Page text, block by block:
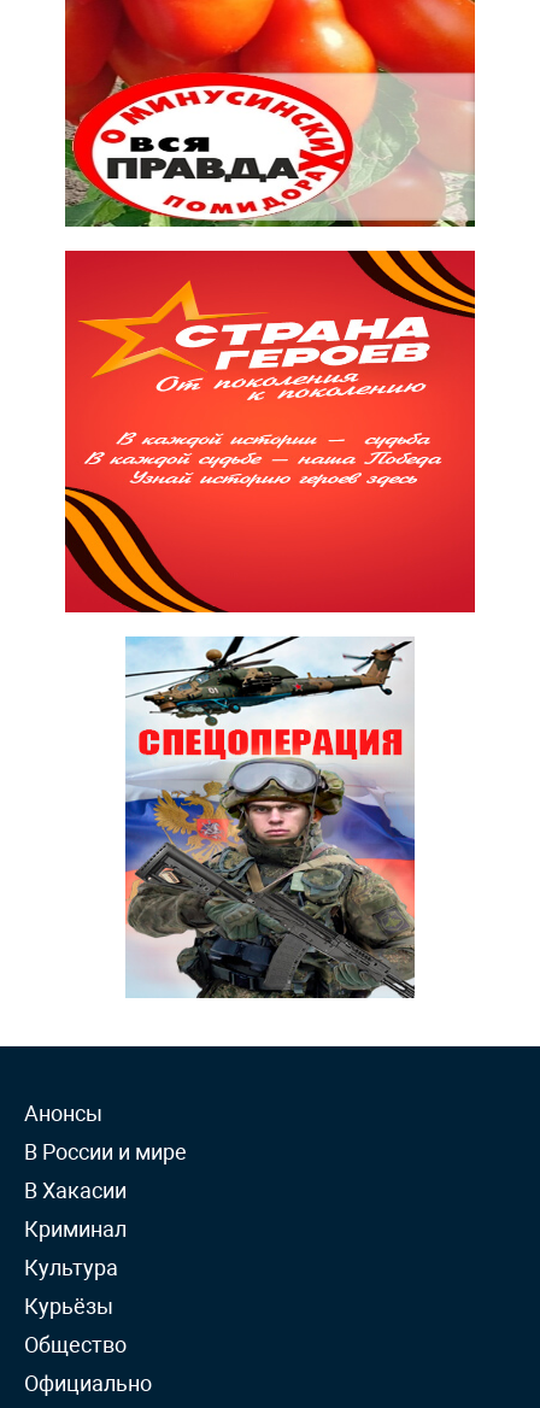
Анонсы
В России и мире
В Хакасии
Криминал
Культура
Курьёзы
Общество
Официально